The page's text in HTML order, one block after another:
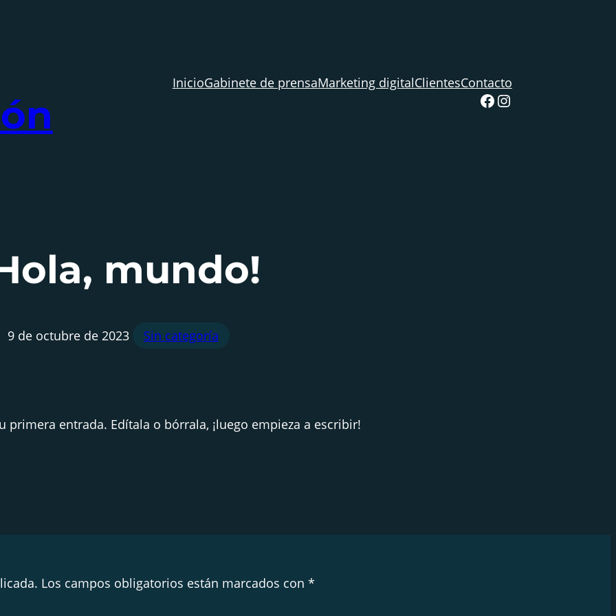
InicioGabinete de prensaMarketing digitalClientesContacto
Facebook
Instagram
mundo!
9 de octubre de 2023 Sin categoría
primera entrada. Edítala o bórrala, ¡luego empieza a escribir!
Los campos obligatorios están marcados con *